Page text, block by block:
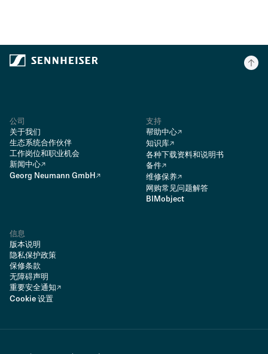
公司
关于我们
生态系统合作伙伴
工作岗位和职业机会
新闻中心
Georg Neumann GmbH
支持
帮助中心
知识库
各种下载资料和说明书
备件
维修保养
网购常见问题解答
BIMobject
信息
版本说明
隐私保护政策
保修条款
无障碍声明
重要安全通知
Cookie 设置